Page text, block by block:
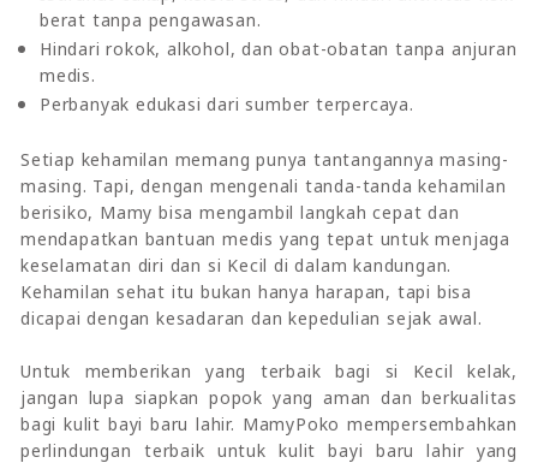
berat tanpa pengawasan.
Hindari rokok, alkohol, dan obat-obatan tanpa anjuran
medis.
Perbanyak edukasi dari sumber terpercaya.
Setiap kehamilan memang punya tantangannya masing-
masing. Tapi, dengan mengenali tanda-tanda kehamilan
berisiko, Mamy bisa mengambil langkah cepat dan
mendapatkan bantuan medis yang tepat untuk menjaga
keselamatan diri dan si Kecil di dalam kandungan.
Kehamilan sehat itu bukan hanya harapan, tapi bisa
dicapai dengan kesadaran dan kepedulian sejak awal.
Untuk memberikan yang terbaik bagi si Kecil kelak,
jangan lupa siapkan popok yang aman dan berkualitas
bagi kulit bayi baru lahir. MamyPoko mempersembahkan
perlindungan terbaik untuk kulit bayi baru lahir yang